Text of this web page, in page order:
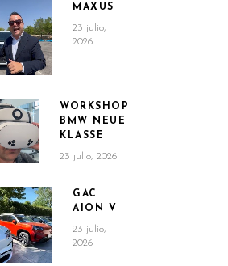
MAXUS
23 julio,
2026
WORKSHOP
BMW NEUE
KLASSE
23 julio, 2026
GAC
AION V
23 julio,
2026